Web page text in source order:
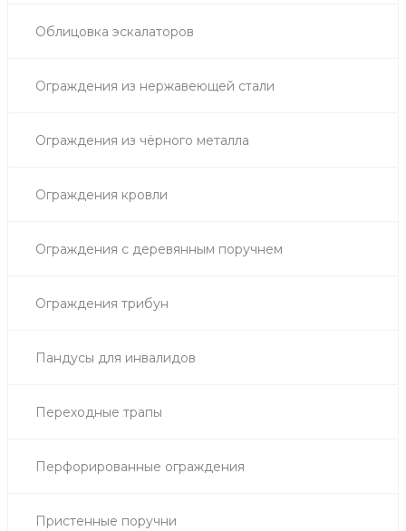
Облицовка эскалаторов
Ограждения из нержавеющей стали
Ограждения из чёрного металла
Ограждения кровли
Ограждения с деревянным поручнем
Ограждения трибун
Пандусы для инвалидов
Переходные трапы
Перфорированные ограждения
Пристенные поручни